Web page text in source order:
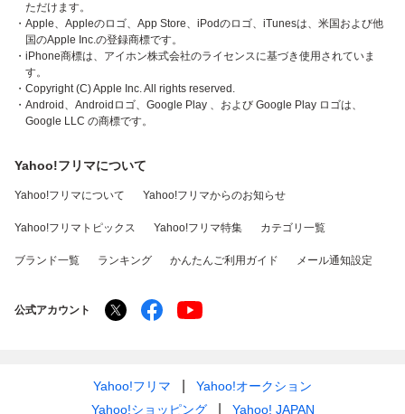
ただけます。
・Apple、Appleのロゴ、App Store、iPodのロゴ、iTunesは、米国および他
国のApple Inc.の登録商標です。
・iPhone商標は、アイホン株式会社のライセンスに基づき使用されていま
す。
・Copyright (C) Apple Inc. All rights reserved.
・Android、Androidロゴ、Google Play 、および Google Play ロゴは、
Google LLC の商標です。
Yahoo!フリマについて
Yahoo!フリマについて Yahoo!フリマからのお知らせ
Yahoo!フリマトピックス Yahoo!フリマ特集 カテゴリ一覧
ブランド一覧 ランキング かんたんご利用ガイド メール通知設定
公式アカウント
Yahoo!フリマ
Yahoo!オークション
Yahoo!ショッピング
Yahoo! JAPAN